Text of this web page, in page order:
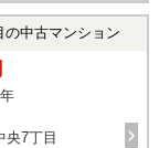
中古マンション
央7丁目